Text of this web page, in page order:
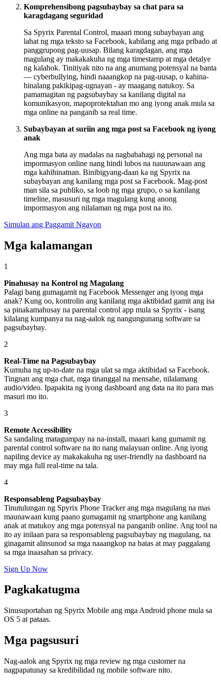
Komprehensibong pagsubaybay sa chat para sa
karagdagang seguridad
Sa Spyrix Parental Control, maaari mong subaybayan ang
lahat ng mga teksto sa Facebook, kabilang ang mga pribado at
panggrupong pag-uusap. Bilang karagdagan, ang mga
magulang ay makakakuha ng mga timestamp at mga detalye
ng kalahok. Tinitiyak nito na ang anumang potensyal na banta
— cyberbullying, hindi naaangkop na pag-uusap, o kahina-
hinalang pakikipag-ugnayan - ay maagang natukoy. Sa
pamamagitan ng pagsubaybay sa kanilang digital na
komunikasyon, mapoprotektahan mo ang iyong anak mula sa
mga online na panganib sa real time.
Subaybayan at suriin ang mga post sa Facebook ng iyong
anak
Ang mga bata ay madalas na nagbabahagi ng personal na
impormasyon online nang hindi lubos na nauunawaan ang
mga kahihinatnan. Binibigyang-daan ka ng Spyrix na
subaybayan ang kanilang mga post sa Facebook. Mag-post
man sila sa publiko, sa loob ng mga grupo, o sa kanilang
timeline, masusuri ng mga magulang kung anong
impormasyon ang nilalaman ng mga post na ito.
Simulan ang Paggamit Ngayon
Mga kalamangan
1
Pinahusay na Kontrol ng Magulang
Palagi bang gumagamit ng Facebook Messenger ang iyong mga
anak? Kung oo, kontrolin ang kanilang mga aktibidad gamit ang isa
sa pinakamahusay na parental control app mula sa Spyrix - isang
kilalang kumpanya na nag-aalok ng nangungunang software sa
pagsubaybay.
2
Real-Time na Pagsubaybay
Kumuha ng up-to-date na mga ulat sa mga aktibidad sa Facebook.
Tingnan ang mga chat, mga tinanggal na mensahe, nilalamang
audio/video. Ipapakita ng iyong dashboard ang data na ito para mas
masuri mo ito.
3
Remote Accessibility
Sa sandaling matagumpay na na-install, maaari kang gumamit ng
parental control software na ito nang malayuan online. Ang iyong
napiling device ay makakakuha ng user-friendly na dashboard na
may mga full real-time na tala.
4
Responsableng Pagsubaybay
Tinutulungan ng Spyrix Phone Tracker ang mga magulang na mas
maunawaan kung paano gumagamit ng smartphone ang kanilang
anak at matukoy ang mga potensyal na panganib online. Ang tool na
ito ay inilaan para sa responsableng pagsubaybay ng magulang, na
ginagamit alinsunod sa mga naaangkop na batas at may paggalang
sa mga inaasahan sa privacy.
Sign Up Now
Pagkakatugma
Sinusuportahan ng Spyrix Mobile ang mga Android phone mula sa
OS 5 at pataas.
Mga pagsusuri
Nag-aalok ang Spyrix ng mga review ng mga customer na
nagpapatunay sa kredibilidad ng mobile software nito.